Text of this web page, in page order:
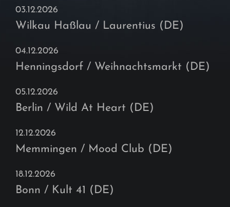
03.12.2026
Wilkau Haßlau / Laurentius (DE)
04.12.2026
Henningsdorf / Weihnachtsmarkt (DE)
05.12.2026
Berlin / Wild At Heart (DE)
12.12.2026
Memmingen / Mood Club (DE)
18.12.2026
Bonn / Kult 41 (DE)